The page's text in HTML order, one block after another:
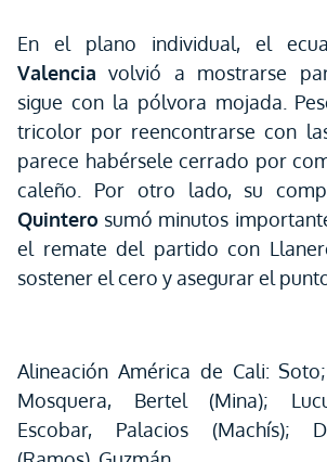
En el plano individual, el
Valencia volvió a mostrarse
sigue con la pólvora mojada.
tricolor por reencontrarse con
parece habérsele cerrado por
caleño. Por otro lado, su
Quintero sumó minutos
el remate del partido con
sostener el cero y asegurar el
Alineación América de Cali:
Mosquera, Bertel (Mina);
Escobar, Palacios (Machís);